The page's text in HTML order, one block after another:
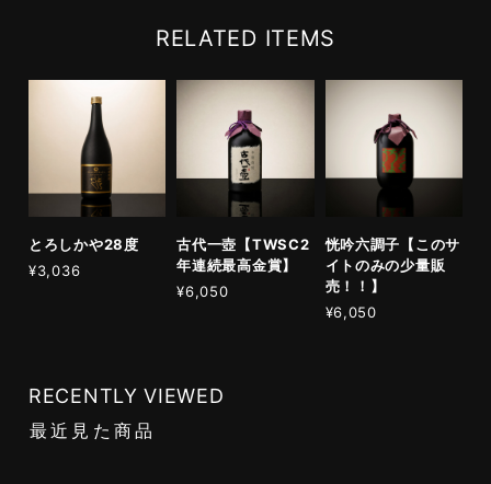
RELATED ITEMS
とろしかや28度
¥3,036
古代一壺【TWSC2
年連続最高金賞】
¥6,050
恍吟六調子【このサ
イトのみの少量販
売！！】
¥6,050
RECENTLY VIEWED
最近見た商品